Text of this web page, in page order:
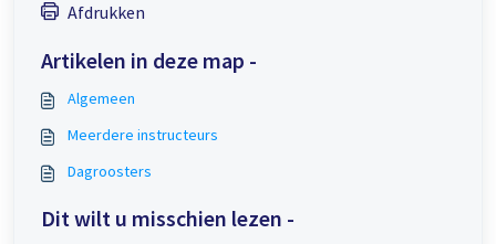
Afdrukken
Artikelen in deze map -
Algemeen
Meerdere instructeurs
Dagroosters
Dit wilt u misschien lezen -